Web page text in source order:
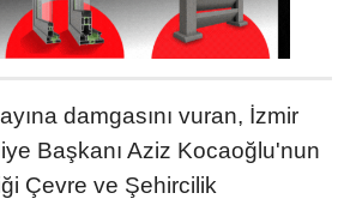
damgasını vuran, İzmir
Başkanı Aziz Kocaoğlu'nun
Çevre ve Şehircilik